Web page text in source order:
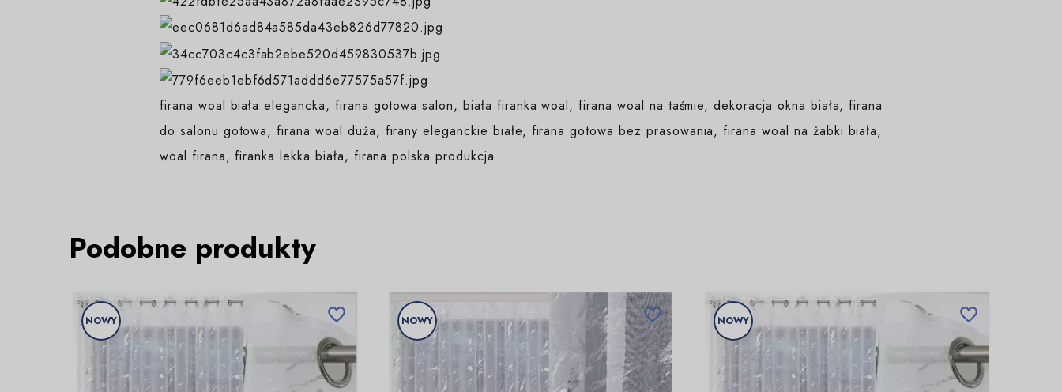
firana woal biała elegancka, firana gotowa salon, biała firanka woal, firana woal na taśmie, dekoracja okna biała, firana
do salonu gotowa, firana woal duża, firany eleganckie białe, firana gotowa bez prasowania, firana woal na żabki biała,
woal firana, firanka lekka biała, firana polska produkcja
Podobne produkty
NOWY  NOWY  NOWY 